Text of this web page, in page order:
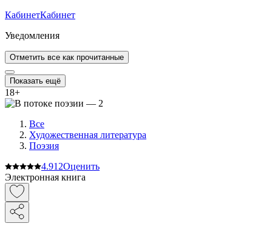
КабинетКабинет
Уведомления
Отметить все как прочитанные
Показать ещё
18+
Все
Художественная литература
Поэзия
4.912Оценить
Электронная книга